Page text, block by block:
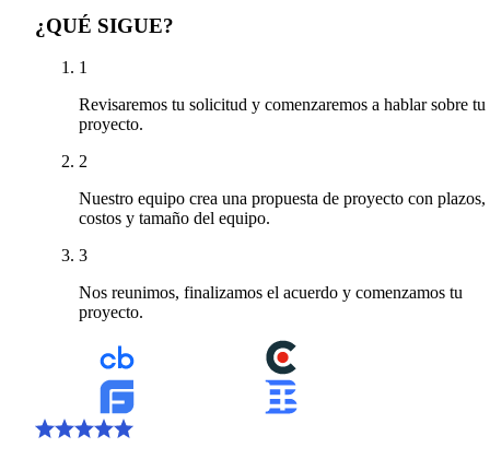
¿QUÉ SIGUE?
1
Revisaremos tu solicitud y comenzaremos a hablar sobre tu
proyecto.
2
Nuestro equipo crea una propuesta de proyecto con plazos,
costos y tamaño del equipo.
3
Nos reunimos, finalizamos el acuerdo y comenzamos tu
proyecto.